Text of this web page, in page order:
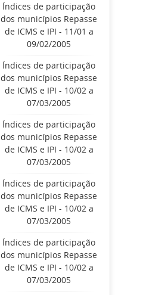
Índices de participação
dos municípios Repasse
de ICMS e IPI - 11/01 a
09/02/2005
Índices de participação
dos municípios Repasse
de ICMS e IPI - 10/02 a
07/03/2005
Índices de participação
dos municípios Repasse
de ICMS e IPI - 10/02 a
07/03/2005
Índices de participação
dos municípios Repasse
de ICMS e IPI - 10/02 a
07/03/2005
Índices de participação
dos municípios Repasse
de ICMS e IPI - 10/02 a
07/03/2005